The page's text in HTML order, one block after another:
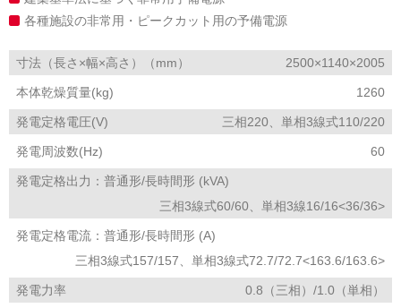
各種施設の非常用・ピークカット用の予備電源
寸法（長さ×幅×高さ）（mm） 2500×1140×2005
本体乾燥質量(kg) 1260
発電定格電圧(V) 三相220、単相3線式110/220
発電周波数(Hz) 60
発電定格出力：普通形/長時間形 (kVA)
三相3線式60/60、単相3線16/16<36/36>
発電定格電流：普通形/長時間形 (A)
三相3線式157/157、単相3線式72.7/72.7<163.6/163.6>
発電力率 0.8（三相）/1.0（単相）